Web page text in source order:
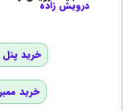
درویش زاده
خرید پنل
خرید